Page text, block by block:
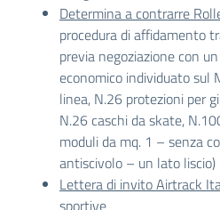
Determina a contrarre
procedura di affidamento
previa negoziazione con
economico individuato sul
linea, N.26 protezioni per
N.26 caschi da skate,
moduli da mq. 1 – senza
antiscivolo – un lato liscio)
Lettera di invito Airtrack
sportive